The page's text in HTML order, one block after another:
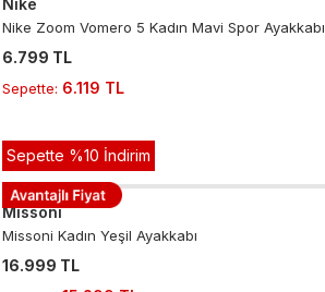
Nike
Nike Zoom Vomero 5 Kadın Mavi Spor Ayakkabı
6.799 TL
Sepette: 6.119 TL
Sepette %10 İndirim
Missoni
Missoni Kadın Yeşil Ayakkabı
16.999 TL